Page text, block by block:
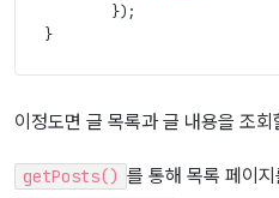
}) ;
}
이정도면 글 목록과 글 내용을 조회
getPosts() 를 통해 목록 페이지